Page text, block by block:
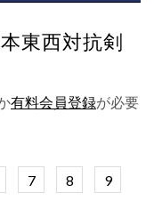
東西対抗剣
有料会員登録が必要
7 8 9